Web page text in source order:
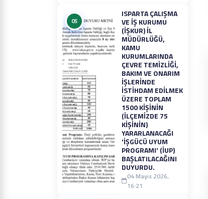
05
ISPARTA ÇALIŞMA
VE İŞ KURUMU
(İŞKUR) İL
MÜDÜRLÜĞÜ,
KAMU
KURUMLARINDA
ÇEVRE TEMIZLIĞI,
BAKIM VE ONARIM
IŞLERINDE
ISTIHDAM EDILMEK
ÜZERE TOPLAM
1500 KIŞININ
(İLÇEMIZDE 75
KIŞININ)
YARARLANACAĞI
'İŞGÜCÜ UYUM
PROGRAMI' (İUP)
BAŞLATILACAĞINI
DUYURDU.
04 Mayıs 2026,
16:21